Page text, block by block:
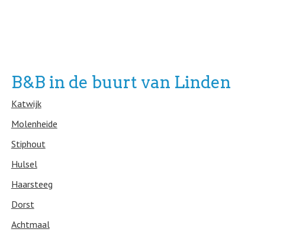
B&B in de buurt van Linden
Katwijk
Molenheide
Stiphout
Hulsel
Haarsteeg
Dorst
Achtmaal